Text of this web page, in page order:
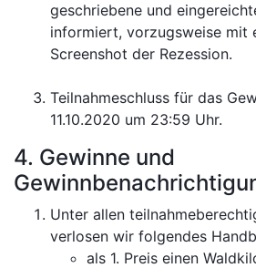
geschriebene und
informiert, vorzugsweise mit
Screenshot der Rezession.
Teilnahmeschluss für das
11.10.2020 um 23:59 Uhr.
4. Gewinne und
Unter allen
verlosen wir folgendes
als 1. Preis einen